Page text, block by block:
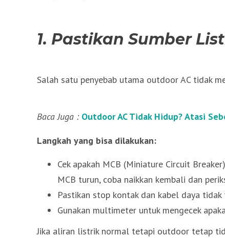
1. Pastikan Sumber
Salah satu penyebab utama outdoor AC tidak
Baca Juga : Outdoor AC Tidak Hidup? Atasi
Langkah yang bisa dilakukan:
Cek apakah MCB (Miniature Circuit
MCB turun, coba naikkan kembali dan
Pastikan stop kontak dan kabel daya
Gunakan multimeter untuk mengecek
Jika aliran listrik normal tetapi outdoor tetap